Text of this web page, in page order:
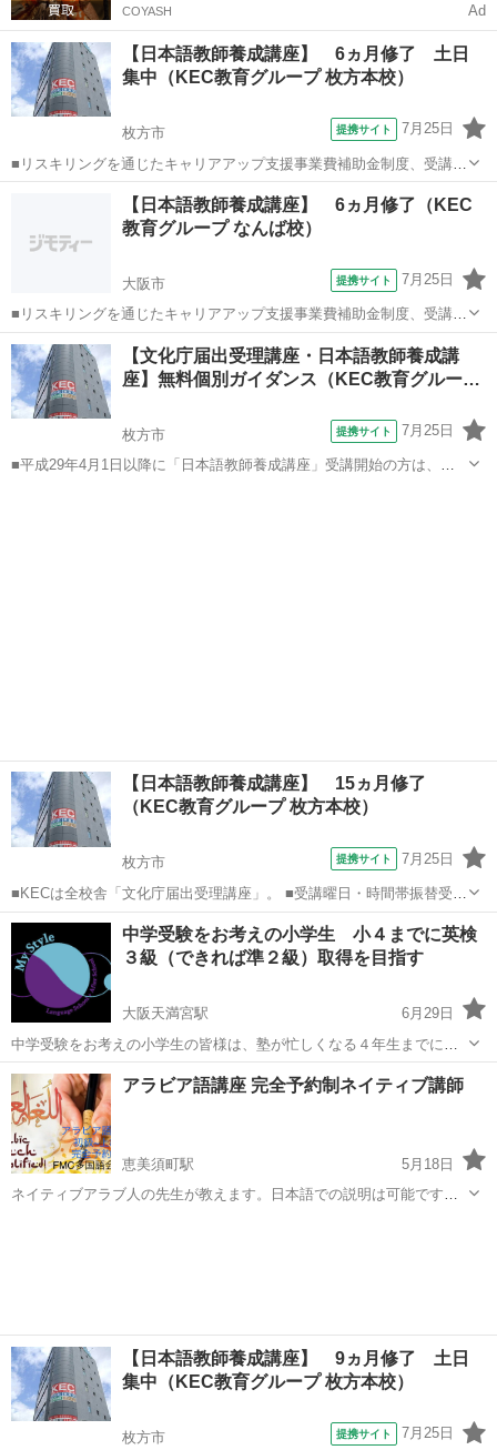
COYASH Ad
【日本語教師養成講座】 6ヵ月修了 土日
集中（KEC教育グループ 枚方本校）
枚方市 提携サイト 7月25日
■リスキリングを通じたキャリアアップ支援事業費補助金制度、受講費
用の最大70％還付（要件有、詳細はお尋ねください ■KECは全校舎
「文化庁届出受理講座」。 ■受講曜日・時間帯振替受講、校舎間振替
受講、休学制度、動画視聴（基礎...
その他
【日本語教師養成講座】 6ヵ月修了（KEC
教育グループ なんば校）
大阪市 提携サイト 7月25日
■リスキリングを通じたキャリアアップ支援事業費補助金制度、受講費
用の最大70％還付（要件有、詳細はお尋ねください） ■KECは全校舎
「文化庁届出受理講座」。 ■受講曜日・時間帯振替受講、校舎間振替
受講、休学制度、動画視聴（基...
大阪 大阪市 その他
【文化庁届出受理講座・日本語教師養成講
座】無料個別ガイダンス（KEC教育グルー…
枚方市 提携サイト 7月25日
■平成29年4月1日以降に「日本語教師養成講座」受講開始の方は、そ
【日本語教師養成講座】 15ヵ月修了
（KEC教育グループ 枚方本校）
枚方市 提携サイト 7月25日
■KECは全校舎「文化庁届出受理講座」。 ■受講曜日・時間帯振替受
講、校舎間振替受講、休学制度、動画視聴（基礎理論）と資格への万
全なフォロー体制。 ■3年間無料再履修システム：入学から3年以内は
何度でも無料で再履修が可能（基...
大阪 枚方市 その他
中学受験をお考えの小学生 小４までに英検
３級（できれば準２級）取得を目指す
大阪天満宮駅
6月29日
中学受験をお考えの小学生の皆様は、塾が忙しくなる４年生までに最
低でも英検３級、できれば準２級を合格したいですよね。マイスタイ
ルではそんな１～３年生の生徒がよくお通いです。今や英語が話せ
る・できるのは当たり前。中学に入ってから...
大阪 大阪市 大阪天満宮駅 その他 フリースクール
アラビア語講座 完全予約制ネイティブ講師
恵美須町駅
5月18日
ネイティブアラブ人の先生が教えます。日本語での説明は可能です。
【日本語教師養成講座】 9ヵ月修了 土日
集中（KEC教育グループ 枚方本校）
枚方市 提携サイト 7月25日